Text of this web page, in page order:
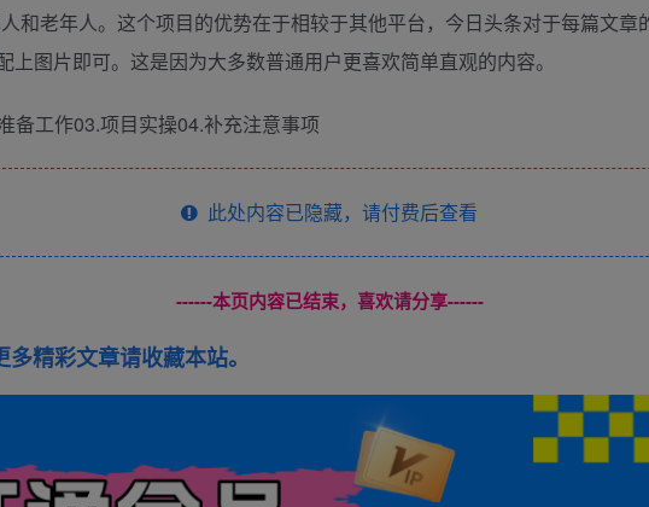
和老年人。这个项目的优势在于相较于其他平台，今日头条对于每篇文章
上图片即可。这是因为大多数普通用户更喜欢简单直观的内容。
备工作03.项目实操04.补充注意事项
此处内容已隐藏，请付费后查看
------本页内容已结束，喜欢请分享------
精彩文章请收藏本站。